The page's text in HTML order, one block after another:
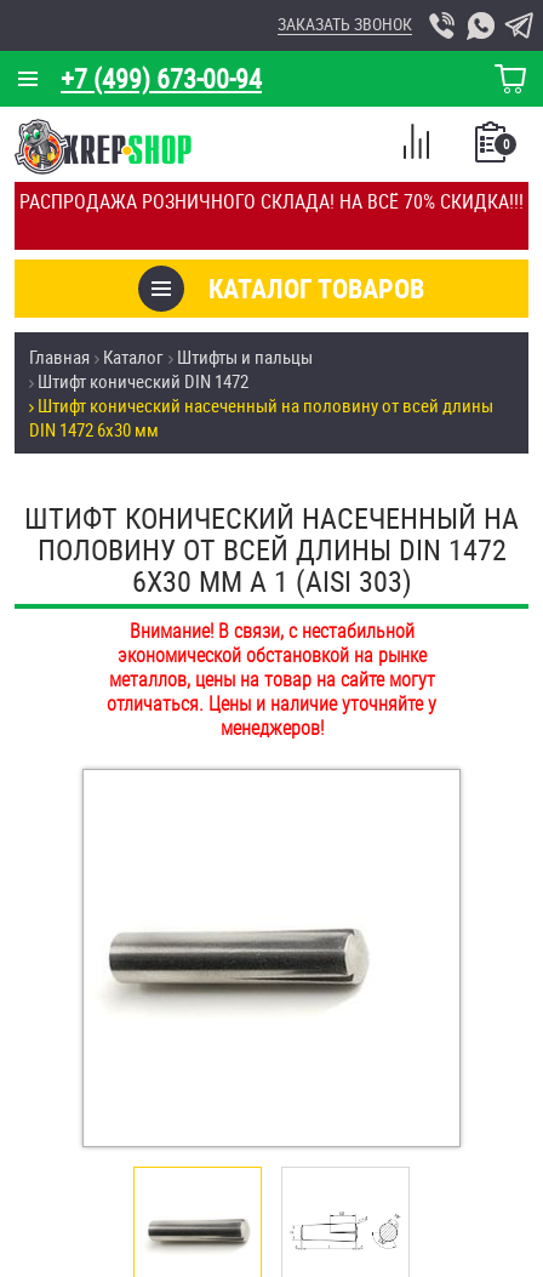
РАСПРОДАЖА РОЗНИЧНОГО СКЛАДА! НА ВСЁ 70% СКИДКА!!!
+7 (499) 673-00-94
ЗАКАЗАТЬ ЗВОНОК
КОРЗИНА
О КОМПАНИИ
КАЛЬКУЛЯТОР
ОТЗЫВЫ
УСЛУГИ
СКИДКИ
ПОКУПАТЕЛЯМ
ОПЛАТА И ДОСТАВКА
НАШИ МАГАЗИНЫ
КАТАЛОГ ТОВАРОВ
0
СПИСОК
СРАВНЕНИЕ
Товары со скидкой
Анкеры
Антивандальный крепёж, инструмент
Болты и винты
Дюбели
Дюймовый крепёж
Инструмент
Крюки, кольца с метрической резьбой
Оснастка и аксессуары для яхт
Главная Каталог Штифты и пальцы
Штифт конический DIN 1472
Штифт конический насеченный на половину от всей длины
DIN 1472 6х30 мм
ШТИФТ КОНИЧЕСКИЙ НАСЕЧЕННЫЙ НА
ПОЛОВИНУ ОТ ВСЕЙ ДЛИНЫ DIN 1472
6Х30 ММ А 1 (AISI 303)
Внимание! В связи, с нестабильной
экономической обстановкой на рынке
металлов, цены на товар на сайте могут
отличаться. Цены и наличие уточняйте у
менеджеров!